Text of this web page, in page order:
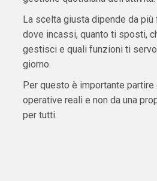
La scelta giusta dipende da più
dove incassi, quanto ti sposti,
gestisci e quali funzioni ti
giorno.
Per questo è importante
operative reali e non da una
per tutti.